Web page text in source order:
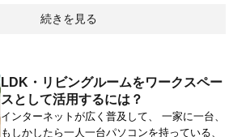
続きを見る
LDK・リビングルームをワークスペー
スとして活用するには？
インターネットが広く普及して、 一家に一台、
もしかしたら一人一台パソコンを持っている、